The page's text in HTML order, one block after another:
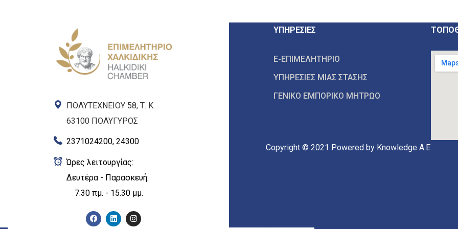
ΠΟΛΥΤΕΧΝΕΙΟΥ 58, Τ. Κ.
63100 ΠΟΛΥΓΥΡΟΣ
2371024200, 24300
Ώρες λειτουργίας:
Δευτέρα - Παρασκευή:
7.30 πμ. - 15.30 μμ.
ΥΠΗΡΕΣΙΕΣ
E-ΕΠΙΜΕΛΗΤΗΡΙΟ
ΥΠΗΡΕΣΙΕΣ ΜΙΑΣ ΣΤΑΣΗΣ
ΓΕΝΙΚΟ ΕΜΠΟΡΙΚΟ ΜΗΤΡΩΟ
Copyright © 2021 Powered by Knowledge A.E